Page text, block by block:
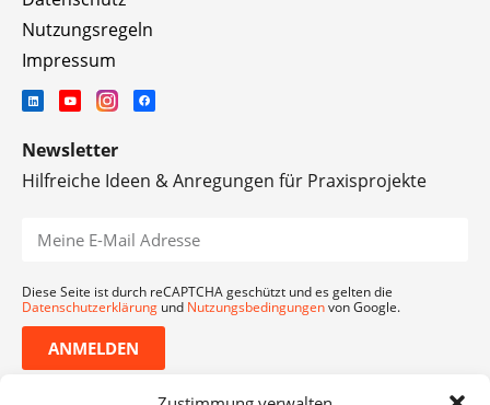
Nutzungsregeln
Impressum
Newsletter
Hilfreiche Ideen & Anregungen für Praxisprojekte
Diese Seite ist durch reCAPTCHA geschützt und es gelten die
Datenschutzerklärung und Nutzungsbedingungenvon Google.
ANMELDEN